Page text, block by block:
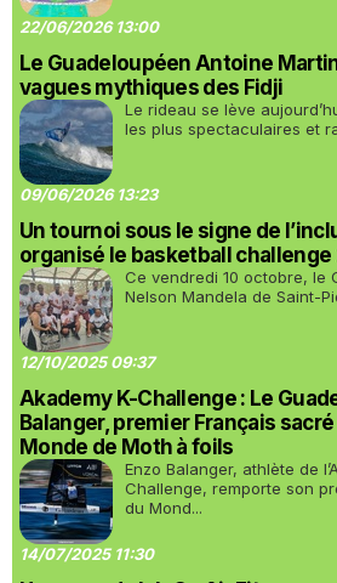
22/06/2026 13:00
Le Guadeloupéen Antoine
vagues mythiques des Fidji
Le rideau se lève
les plus spectaculaires et
09/06/2026 13:23
Un tournoi sous le signe de
organisé le basketball challenge
Ce vendredi 10 octobre, le
Nelson Mandela de Saint-
12/10/2025 09:37
Akademy K-Challenge : Le
Balanger, premier Français
Monde de Moth à foils
Enzo Balanger, athlète de
Challenge, remporte son
du Mond...
14/07/2025 11:30